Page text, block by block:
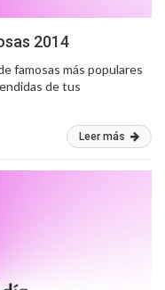
2014
famosas más populares
de tus
Leer más